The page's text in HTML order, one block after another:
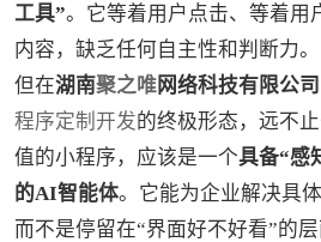
工具”。它等着用户点击、等着用
内容，缺乏任何自主性和判断力。
但在湖南聚之唯网络科技有限公
程序定制开发的终极形态，远不
值的小程序，应该是一个具备“感
的AI智能体。它能为企业解决具
而不是停留在“界面好不好看”的层